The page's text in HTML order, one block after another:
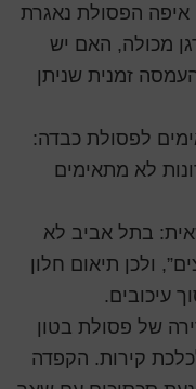
איפה הפסולת נאגרת
מכולה, האם יש
זמנית שניתן
לפסולת כבדה:
לא מתאימים
בתל אביב לא
ולכן תיאום חלון
עיכובים.
של פסולת בטון
קירות. הקפדה